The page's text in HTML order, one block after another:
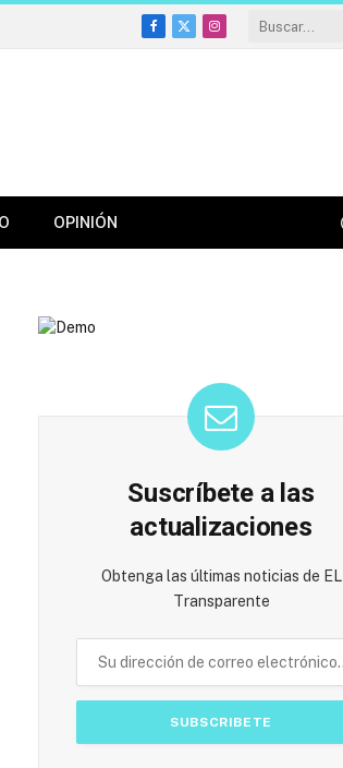
Facebook
X
Instagram
OPINIÓN
Suscríbete a las
actualizaciones
Obtenga las últimas noticias de EL
Transparente